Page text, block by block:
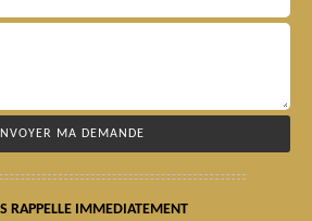
RAPPELLE IMMEDIATEMENT